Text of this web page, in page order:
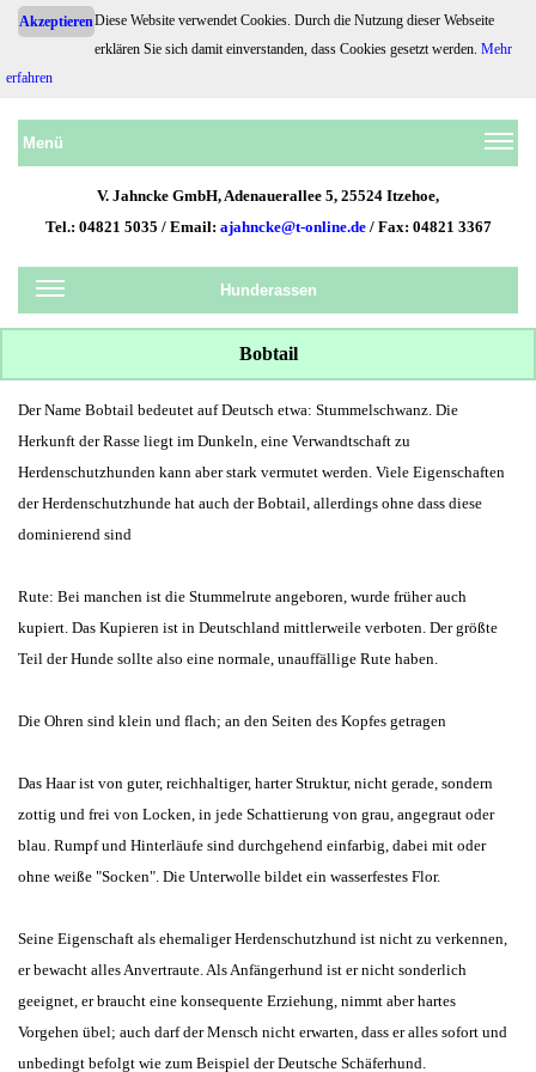
Hundehaftpflicht.de
Menü
V. Jahncke GmbH, Adenauerallee 5, 25524 Itzehoe,
Tel.: 04821 5035 / Email: ajahncke@t-online.de/ Fax: 04821 3367
Hunderassen
Bobtail
Der Name Bobtail bedeutet auf Deutsch etwa: Stummelschwanz. Die
Herkunft der Rasse liegt im Dunkeln, eine Verwandtschaft zu
Herdenschutzhunden kann aber stark vermutet werden. Viele Eigenschaften
der Herdenschutzhunde hat auch der Bobtail, allerdings ohne dass diese
dominierend sind
Rute: Bei manchen ist die Stummelrute angeboren, wurde früher auch
kupiert. Das Kupieren ist in Deutschland mittlerweile verboten. Der größte
Teil der Hunde sollte also eine normale, unauffällige Rute haben.
Die Ohren sind klein und flach; an den Seiten des Kopfes getragen
Das Haar ist von guter, reichhaltiger, harter Struktur, nicht gerade, sondern
zottig und frei von Locken, in jede Schattierung von grau, angegraut oder
blau. Rumpf und Hinterläufe sind durchgehend einfarbig, dabei mit oder
ohne weiße "Socken". Die Unterwolle bildet ein wasserfestes Flor.
Seine Eigenschaft als ehemaliger Herdenschutzhund ist nicht zu verkennen,
er bewacht alles Anvertraute. Als Anfängerhund ist er nicht sonderlich
geeignet, er braucht eine konsequente Erziehung, nimmt aber hartes
Vorgehen übel; auch darf der Mensch nicht erwarten, dass er alles sofort und
unbedingt befolgt wie zum Beispiel der Deutsche Schäferhund.
AkzeptierenDiese Website verwendet Cookies. Durch die Nutzung dieser Webseite
erklären Sie sich damit einverstanden, dass Cookies gesetzt werden. Mehr
erfahren